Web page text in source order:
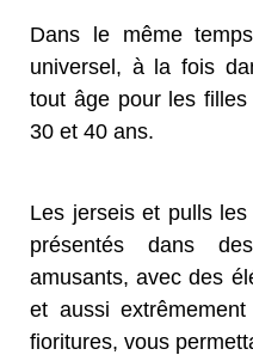
Dans le même
universel, à la fois
tout âge pour les
30 et 40 ans.
Les jerseis et pulls
présentés dans
amusants, avec des
et aussi
fioritures, vous